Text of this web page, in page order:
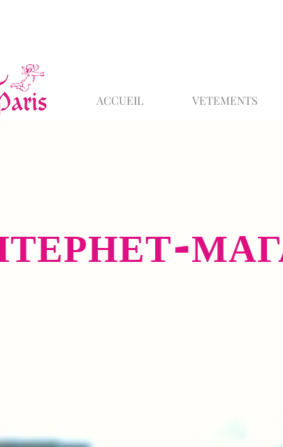
ACCUEIL VETEMENTS